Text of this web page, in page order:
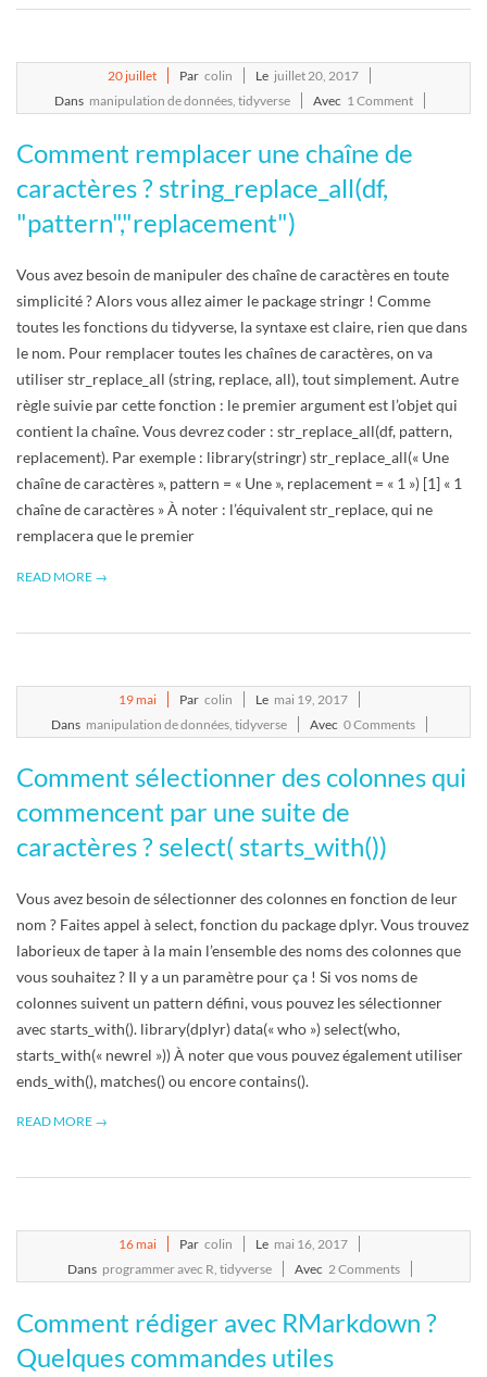
20juillet Par colin Le juillet 20, 2017
Dans manipulation de données, tidyverse Avec 1 Comment
Comment remplacer une chaîne de
caractères ? string_replace_all(df,
"pattern","replacement")
Vous avez besoin de manipuler des chaîne de caractères en toute
simplicité ? Alors vous allez aimer le package stringr ! Comme
toutes les fonctions du tidyverse, la syntaxe est claire, rien que dans
le nom. Pour remplacer toutes les chaînes de caractères, on va
utiliser str_replace_all (string, replace, all), tout simplement. Autre
règle suivie par cette fonction : le premier argument est l’objet qui
contient la chaîne. Vous devrez coder : str_replace_all(df, pattern,
replacement). Par exemple : library(stringr) str_replace_all(« Une
chaîne de caractères », pattern = « Une », replacement = « 1 ») [1] « 1
chaîne de caractères » À noter : l’équivalent str_replace, qui ne
remplacera que le premier
READ MORE →
19mai Par colin Le mai 19, 2017
Dans manipulation de données tidyverse Avec 0 Comments
Comment sélectionner des colonnes qui
commencent par une suite de
caractères ? select( starts_with())
Vous avez besoin de sélectionner des colonnes en fonction de leur
nom ? Faites appel à select, fonction du package dplyr. Vous trouvez
laborieux de taper à la main l’ensemble des noms des colonnes que
vous souhaitez ? Il y a un paramètre pour ça ! Si vos noms de
colonnes suivent un pattern défini, vous pouvez les sélectionner
avec starts_with(). library(dplyr) data(« who ») select(who,
starts_with(« newrel »)) À noter que vous pouvez également utiliser
ends_with(), matches() ou encore contains().
READ MORE →
16mai Par colin Le mai 16, 2017
Dans programmer avec R, tidyverse Avec 2 Comments
Comment rédiger avec RMarkdown ?
Quelques commandes utiles